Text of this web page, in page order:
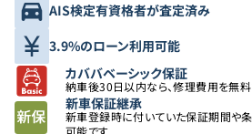
AIS検定有資格者が査定済み
3.9%のローン利用可能
カババベーシック保証
納車後30日以内なら、修理費用を無
新車保証継承
新車登録時に付いていた保証期間や
可能です